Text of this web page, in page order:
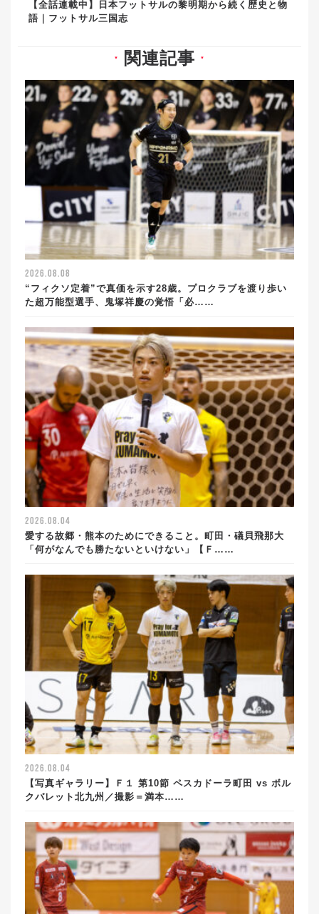
【全話連載中】日本フットサルの黎明期から続く歴史と物
語｜フットサル三国志
▼ 関連記事 ▼
2026.08.08
“フィクソ定着”で真価を示す28歳。プロクラブを渡り歩い
た超万能型選手、鬼塚祥慶の覚悟「必……
2026.08.04
愛する故郷・熊本のためにできること。町田・礒貝飛那大
「何がなんでも勝たないといけない」【Ｆ……
2026.08.04
【写真ギャラリー】Ｆ１ 第10節 ペスカドーラ町田 vs ボル
クバレット北九州／撮影＝満本……